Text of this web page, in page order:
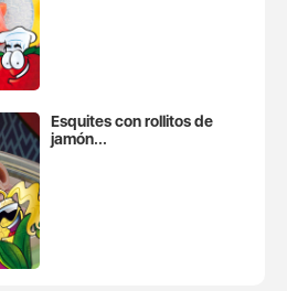
Esquites con rollitos de
jamón...